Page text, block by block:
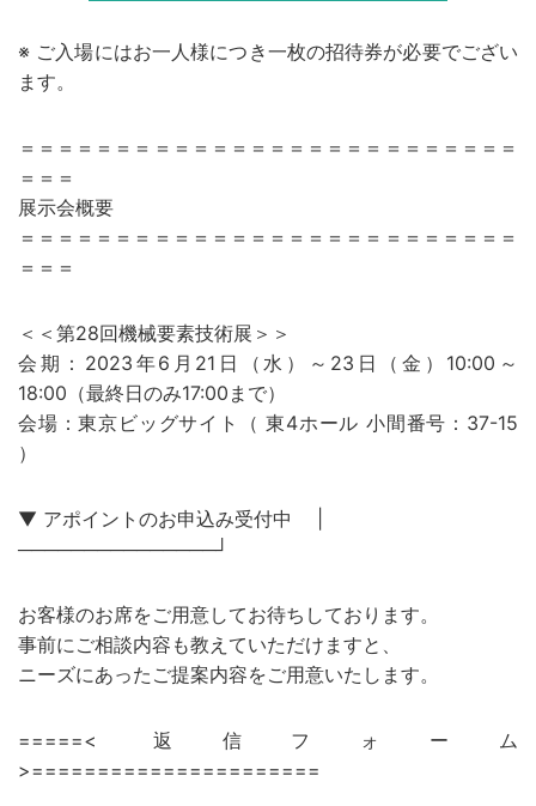
※ ご入場にはお一人様につき一枚の招待券が必要でござい
ます。
＝＝＝＝＝＝＝＝＝＝＝＝＝＝＝＝＝＝＝＝＝＝＝＝＝＝
＝＝＝
展示会概要
＝＝＝＝＝＝＝＝＝＝＝＝＝＝＝＝＝＝＝＝＝＝＝＝＝＝
＝＝＝
＜＜第28回機械要素技術展＞＞
会期：2023年6月21日（水）～23日（金）10:00～
18:00（最終日のみ17:00まで）
会場：東京ビッグサイト（ 東4ホール 小間番号：37-15
）
▼ アポイントのお申込み受付中 |
───────────────┘
お客様のお席をご用意してお待ちしております。
事前にご相談内容も教えていただけますと、
ニーズにあったご提案内容をご用意いたします。
=====< 返信フォーム
>======================